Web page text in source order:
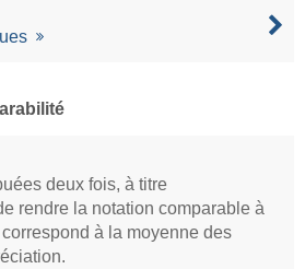
deux fois, à titre
rendre la notation comparable à
à la moyenne des